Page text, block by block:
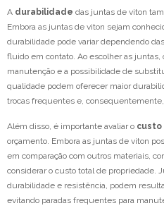
A durabilidade das juntas de viton
Embora as juntas de viton sejam
durabilidade pode variar dependendo
fluido em contato. Ao escolher as
manutenção e a possibilidade de
qualidade podem oferecer maior
trocas frequentes e,
Além disso, é importante avaliar o custo
orçamento. Embora as juntas de viton
em comparação com outros materiais,
considerar o custo total de propriedade.
durabilidade e resistência, podem
evitando paradas frequentes para